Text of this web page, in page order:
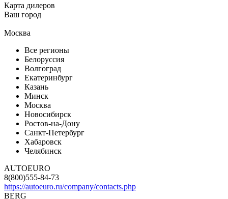
Карта дилеров
Ваш город
Москва
Все регионы
Белоруссия
Волгоград
Екатеринбург
Казань
Минск
Москва
Новосибирск
Ростов-на-Дону
Санкт-Петербург
Хабаровск
Челябинск
AUTOEURO
8(800)555-84-73
https://autoeuro.ru/company/contacts.php
BERG